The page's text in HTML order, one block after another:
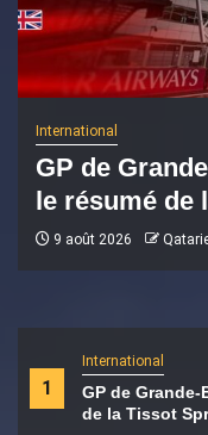
1
International
GP de
de la Tissot
International
GP de
le résumé de
9 août 2026